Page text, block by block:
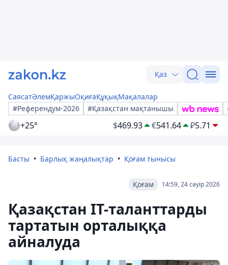
Қаз
СаясатӘлемҚаржыОқиғаҚұқықМақалалар
#Референдум-2026
#Қазақстан мақтанышы
+25° $469.93 €541.64 ₽5.71
Басты Барлық жаңалықтар Қоғам тынысы
14:59, 24 сәуір 2026
Қоғам
Қазақстан IT-таланттарды
тартатын орталыққа
айналуда